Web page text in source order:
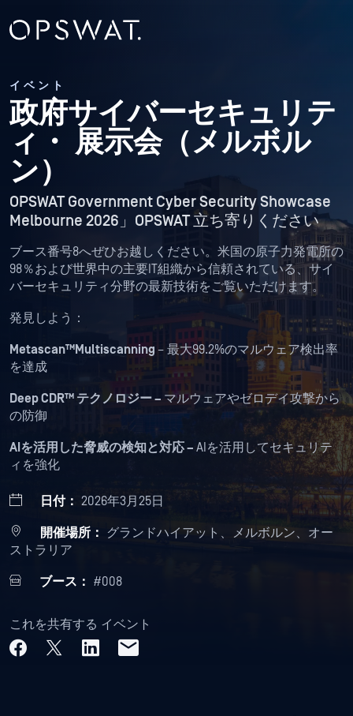
イベント
政府サイバーセキュリテ
ィ・ 展示会（メルボル
ン）
OPSWAT Government Cyber Security Showcase
Melbourne 2026」OPSWAT 立ち寄りください
ブース番号8へぜひお越しください。米国の原子力発電所の
98％および世界中の主要IT組織から信頼されている、サイ
バーセキュリティ分野の最新技術をご覧いただけます。
発見しよう：
Metascan™Multiscanning – 最大99.2%のマルウェア検出率
を達成
Deep CDR™ テクノロジー – マルウェアやゼロデイ攻撃から
の防御
AIを活用した脅威の検知と対応 – AIを活用してセキュリテ
ィを強化
日付： 2026年3月25日
開催場所：
グランドハイアット、メルボルン、オー
ストラリア
ブース： #008
これを共有する イベント